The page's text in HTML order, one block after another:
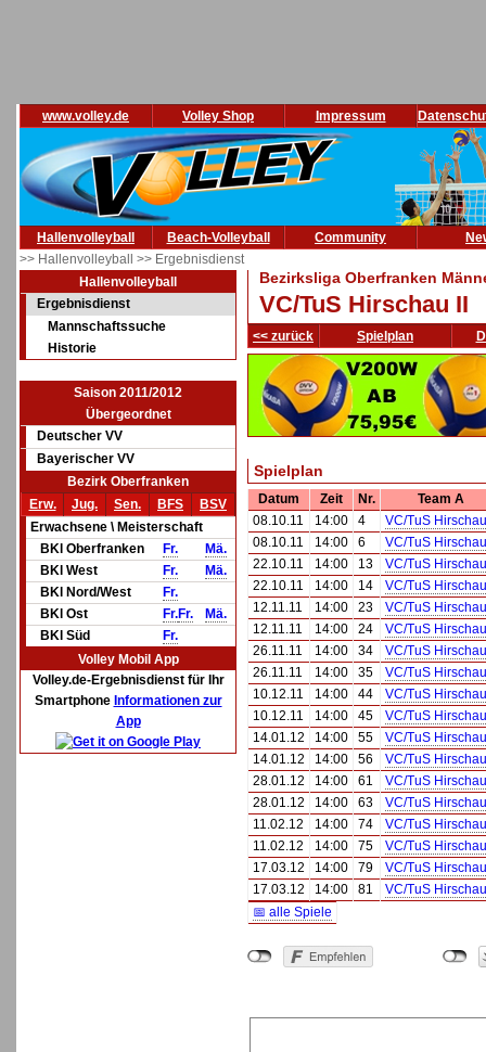
www.volley.de Volley Shop Impressum
Hallenvolleyball Beach-Volleyball Community
>> Hallenvolleyball >> Ergebnisdienst
Hallenvolleyball
Ergebnisdienst
Mannschaftssuche
Historie
Saison 2011/2012
Übergeordnet
Deutscher VV
Bayerischer VV
Bezirk Oberfranken
Erw.
Jug. Sen. BFS
BSV
Erwachsene \ Meisterschaft
BKl Oberfranken
Fr.
Mä.
BKl West
Fr.
Mä.
BKl Nord/West
Fr.
BKl Ost
Fr.Fr.
Mä.
BKl Süd
Fr.
Volley Mobil App
Volley.de-Ergebnisdienst für Ihr
Smartphone Informationen zur
App
Bezirksliga Oberfranken
VC/TuS Hirschau II
<< zurück Spielplan
Spielplan
Datum Zeit Nr.
Team A
08.10.11
14:00 4
VC/TuS
08.10.11
14:00 6
VC/TuS
22.10.11
14:00 13
VC/TuS
22.10.11
14:00 14
VC/TuS
12.11.11
14:00 23
VC/TuS
12.11.11
14:00 24
VC/TuS
26.11.11
14:00 34
VC/TuS
26.11.11
14:00 35
VC/TuS
10.12.11
14:00 44
VC/TuS
10.12.11
14:00 45
VC/TuS
14.01.12
14:00 55
VC/TuS
14.01.12
14:00 56
VC/TuS
28.01.12
14:00 61
VC/TuS
28.01.12
14:00 63
VC/TuS
11.02.12
14:00 74
VC/TuS
11.02.12
14:00 75
VC/TuS
17.03.12
14:00 79
VC/TuS
17.03.12
14:00 81
VC/TuS
📅 alle Spiele